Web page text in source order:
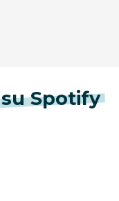
Spotify